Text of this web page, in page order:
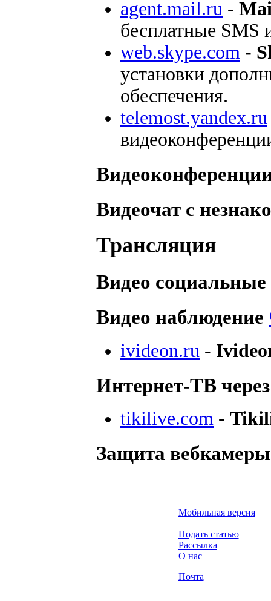
agent.mail.ru -
бесплатные SMS
web.skype.com -
установки
обеспечения.
telemost.yandex.ru
Видеочат с
Трансляция
Видео социальные
Видео наблюдение
ivideon.ru -
Интернет-ТВ
tikilive.com -
Защита
Мобильная версия
Подать статью
Рассылка
О нас
Почта